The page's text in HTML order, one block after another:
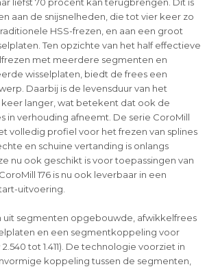
aan de snijsnelheden, die tot vier keer zo
HSS-frezen, en aan een groot
Ten opzichte van het half effectieve
met meerdere segmenten en
wisselplaten, biedt de frees een
Daarbij is de levensduur van het
langer, wat betekent dat ook de
in verhouding afneemt. De serie CoroMill
volledig profiel voor het frezen van splines
en schuine vertanding is onlangs
nu ook geschikt is voor toepassingen van
176 is nu ook leverbaar in een
uitvoering.
uit segmenten opgebouwde, afwikkelfrees
en een segmentkoppeling voor
tot 1.411). De technologie voorziet in
koppeling tussen de segmenten,